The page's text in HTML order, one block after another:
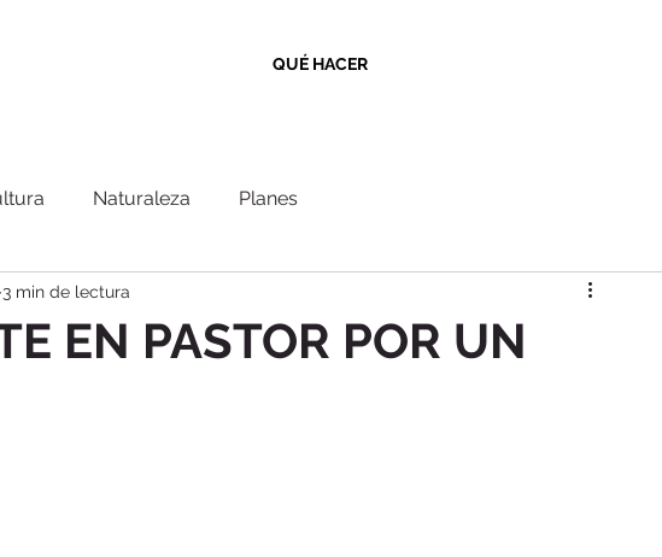
Naturaleza Planes
EN PASTOR POR UN
3 min de lectura
QUÉ HACER